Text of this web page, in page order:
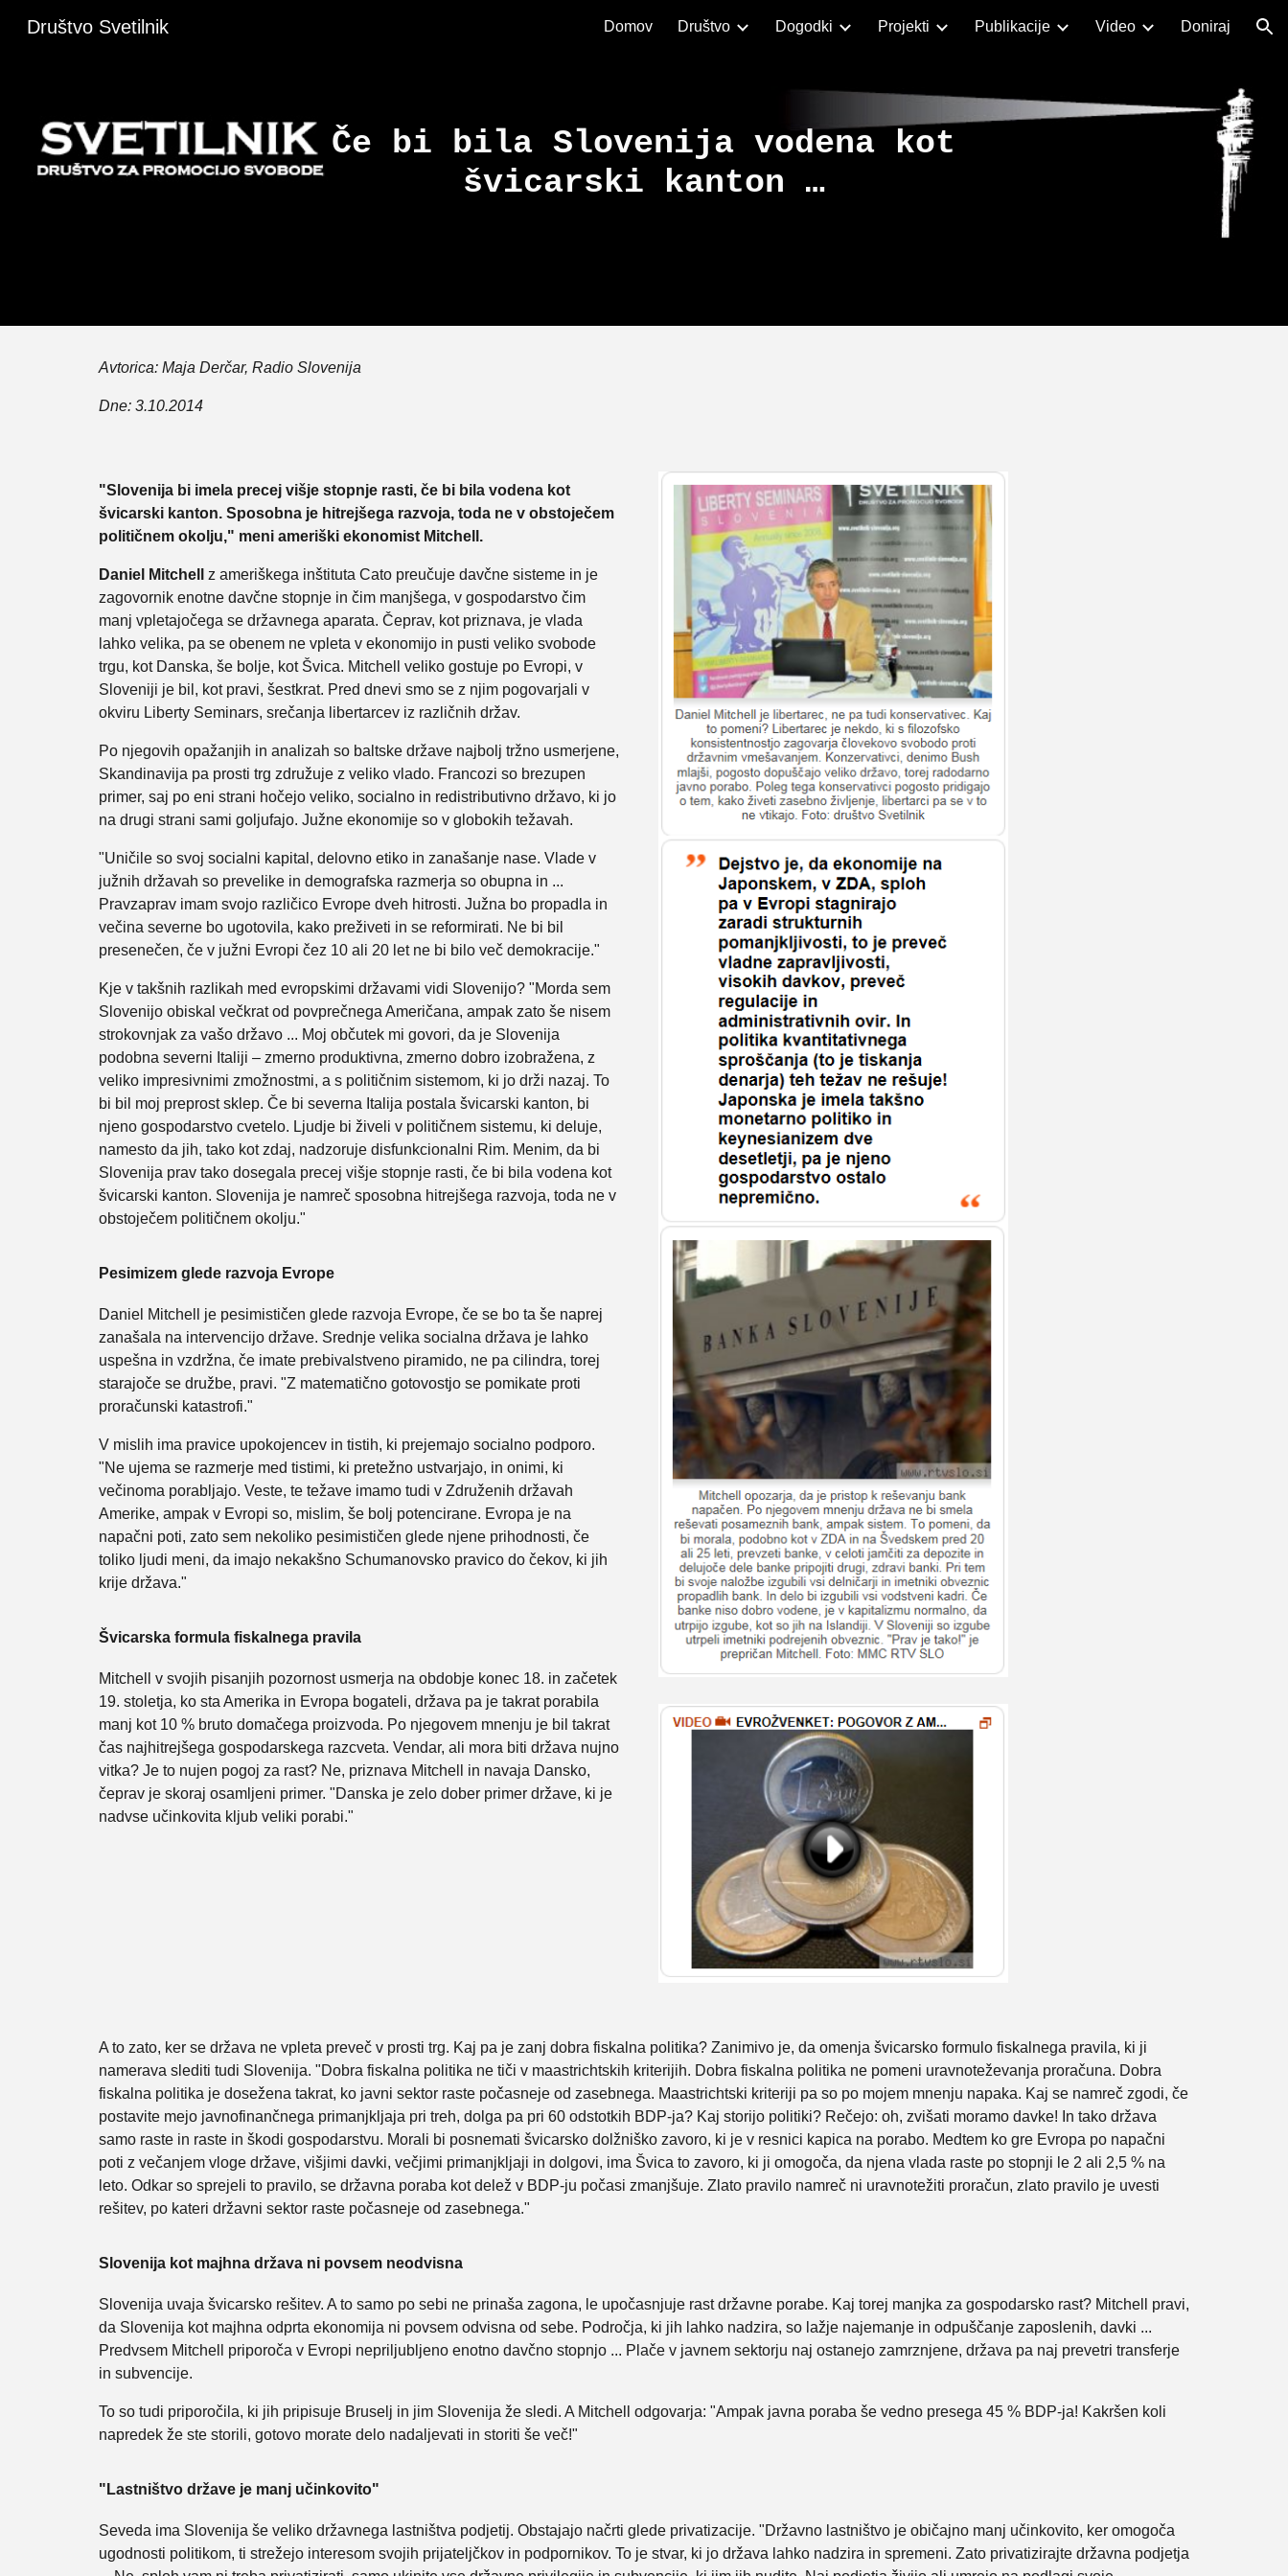
Skip to navigation
Društvo Svetilnik Domov Društvo Dogodki Projekti Publikacije Video Doniraj
Če bi bila Slovenija vodena kot
švicarski kanton …
Avtorica: Maja Derčar, Radio Slovenija
Dne: 3.10.2014
"Slovenija bi imela precej višje stopnje rasti, če bi bila vodena kot
švicarski kanton. Sposobna je hitrejšega razvoja, toda ne v obstoječem
političnem okolju," meni ameriški ekonomist Mitchell.
Daniel Mitchell z ameriškega inštituta Cato preučuje davčne sisteme in je
zagovornik enotne davčne stopnje in čim manjšega, v gospodarstvo čim
manj vpletajočega se državnega aparata. Čeprav, kot priznava, je vlada
lahko velika, pa se obenem ne vpleta v ekonomijo in pusti veliko svobode
trgu, kot Danska, še bolje, kot Švica. Mitchell veliko gostuje po Evropi, v
Sloveniji je bil, kot pravi, šestkrat. Pred dnevi smo se z njim pogovarjali v
okviru Liberty Seminars, srečanja libertarcev iz različnih držav.
Po njegovih opažanjih in analizah so baltske države najbolj tržno usmerjene,
Skandinavija pa prosti trg združuje z veliko vlado. Francozi so brezupen
primer, saj po eni strani hočejo veliko, socialno in redistributivno državo, ki jo
na drugi strani sami goljufajo. Južne ekonomije so v globokih težavah.
"Uničile so svoj socialni kapital, delovno etiko in zanašanje nase. Vlade v
južnih državah so prevelike in demografska razmerja so obupna in ...
Pravzaprav imam svojo različico Evrope dveh hitrosti. Južna bo propadla in
večina severne bo ugotovila, kako preživeti in se reformirati. Ne bi bil
presenečen, če v južni Evropi čez 10 ali 20 let ne bi bilo več demokracije."
Kje v takšnih razlikah med evropskimi državami vidi Slovenijo? "Morda sem
Slovenijo obiskal večkrat od povprečnega Američana, ampak zato še nisem
strokovnjak za vašo državo ... Moj občutek mi govori, da je Slovenija
podobna severni Italiji – zmerno produktivna, zmerno dobro izobražena, z
veliko impresivnimi zmožnostmi, a s političnim sistemom, ki jo drži nazaj. To
bi bil moj preprost sklep. Če bi severna Italija postala švicarski kanton, bi
njeno gospodarstvo cvetelo. Ljudje bi živeli v političnem sistemu, ki deluje,
namesto da jih, tako kot zdaj, nadzoruje disfunkcionalni Rim. Menim, da bi
Slovenija prav tako dosegala precej višje stopnje rasti, če bi bila vodena kot
švicarski kanton. Slovenija je namreč sposobna hitrejšega razvoja, toda ne v
obstoječem političnem okolju."
Pesimizem glede razvoja Evrope
Daniel Mitchell je pesimističen glede razvoja Evrope, če se bo ta še naprej
zanašala na intervencijo države. Srednje velika socialna država je lahko
uspešna in vzdržna, če imate prebivalstveno piramido, ne pa cilindra, torej
starajoče se družbe, pravi. "Z matematično gotovostjo se pomikate proti
proračunski katastrofi."
V mislih ima pravice upokojencev in tistih, ki prejemajo socialno podporo.
"Ne ujema se razmerje med tistimi, ki pretežno ustvarjajo, in onimi, ki
večinoma porabljajo. Veste, te težave imamo tudi v Združenih državah
Amerike, ampak v Evropi so, mislim, še bolj potencirane. Evropa je na
napačni poti, zato sem nekoliko pesimističen glede njene prihodnosti, če
toliko ljudi meni, da imajo nekakšno Schumanovsko pravico do čekov, ki jih
krije država."
Švicarska formula fiskalnega pravila
Mitchell v svojih pisanjih pozornost usmerja na obdobje konec 18. in začetek
19. stoletja, ko sta Amerika in Evropa bogateli, država pa je takrat porabila
manj kot 10 % bruto domačega proizvoda. Po njegovem mnenju je bil takrat
čas najhitrejšega gospodarskega razcveta. Vendar, ali mora biti država nujno
vitka? Je to nujen pogoj za rast? Ne, priznava Mitchell in navaja Dansko,
čeprav je skoraj osamljeni primer. "Danska je zelo dober primer države, ki je
nadvse učinkovita kljub veliki porabi."
A to zato, ker se država ne vpleta preveč v prosti trg. Kaj pa je zanj dobra fiskalna politika? Zanimivo je, da omenja švicarsko formulo fiskalnega pravila, ki ji
namerava slediti tudi Slovenija. "Dobra fiskalna politika ne tiči v maastrichtskih kriterijih. Dobra fiskalna politika ne pomeni uravnoteževanja proračuna. Dobra
fiskalna politika je dosežena takrat, ko javni sektor raste počasneje od zasebnega. Maastrichtski kriteriji pa so po mojem mnenju napaka. Kaj se namreč zgodi, če
postavite mejo javnofinančnega primanjkljaja pri treh, dolga pa pri 60 odstotkih BDP-ja? Kaj storijo politiki? Rečejo: oh, zvišati moramo davke! In tako država
samo raste in raste in škodi gospodarstvu. Morali bi posnemati švicarsko dolžniško zavoro, ki je v resnici kapica na porabo. Medtem ko gre Evropa po napačni
poti z večanjem vloge države, višjimi davki, večjimi primanjkljaji in dolgovi, ima Švica to zavoro, ki ji omogoča, da njena vlada raste po stopnji le 2 ali 2,5 % na
leto. Odkar so sprejeli to pravilo, se državna poraba kot delež v BDP-ju počasi zmanjšuje. Zlato pravilo namreč ni uravnotežiti proračun, zlato pravilo je uvesti
rešitev, po kateri državni sektor raste počasneje od zasebnega."
Slovenija kot majhna država ni povsem neodvisna
Slovenija uvaja švicarsko rešitev. A to samo po sebi ne prinaša zagona, le upočasnjuje rast državne porabe. Kaj torej manjka za gospodarsko rast? Mitchell pravi,
da Slovenija kot majhna odprta ekonomija ni povsem odvisna od sebe. Področja, ki jih lahko nadzira, so lažje najemanje in odpuščanje zaposlenih, davki ...
Predvsem Mitchell priporoča v Evropi nepriljubljeno enotno davčno stopnjo ... Plače v javnem sektorju naj ostanejo zamrznjene, država pa naj prevetri transferje
in subvencije.
To so tudi priporočila, ki jih pripisuje Bruselj in jim Slovenija že sledi. A Mitchell odgovarja: "Ampak javna poraba še vedno presega 45 % BDP-ja! Kakršen koli
napredek že ste storili, gotovo morate delo nadaljevati in storiti še več!"
"Lastništvo države je manj učinkovito"
Seveda ima Slovenija še veliko državnega lastništva podjetij. Obstajajo načrti glede privatizacije. "Državno lastništvo je običajno manj učinkovito, ker omogoča
ugodnosti politikom, ti strežejo interesom svojih prijateljčkov in podpornikov. To je stvar, ki jo država lahko nadzira in spremeni. Zato privatizirajte državna podjetja